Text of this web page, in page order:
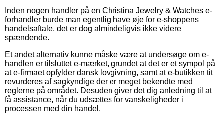
Inden nogen handler på en Christina Jewelry & Watches e-
forhandler burde man egentlig have øje for e-shoppens
handelsaftale, det er dog almindeligvis ikke videre
spændende.
Et andet alternativ kunne måske være at undersøge om e-
handlen er tilsluttet e-mærket, grundet at det er et sympol på
at e-firmaet opfylder dansk lovgivning, samt at e-butikken tit
revurderes af sagkyndige der er meget bekendte med
reglerne på området. Desuden giver det dig anledning til at
få assistance, når du udsættes for vanskeligheder i
processen med din handel.